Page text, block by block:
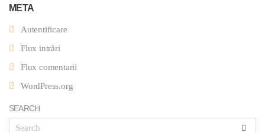
META
Autentificare
Flux intrări
Flux comentarii
WordPress.org
SEARCH